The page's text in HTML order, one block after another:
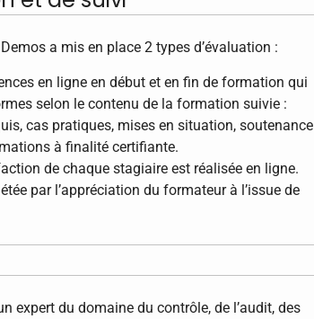
a mis en place 2 types d’évaluation :
en ligne en début et en fin de formation qui
selon le contenu de la formation suivie :
cas pratiques, mises en situation, soutenance
à finalité certifiante.
de chaque stagiaire est réalisée en ligne.
par l’appréciation du formateur à l’issue de
expert du domaine du contrôle, de l’audit, des